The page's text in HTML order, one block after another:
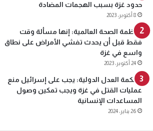
حدود غزة بسبب الهجمات المضادة
8 أكتوبر، 2023
منظمة الصحة العالمية: إنها مسألة وقت
فقط قبل أن يحدث تفشي الأمراض على نطاق
واسع في غزة
24 أكتوبر، 2023
محكمة العدل الدولية: يجب على إسرائيل منع
عمليات القتل في غزة ويجب تمكين وصول
المساعدات الإنسانية
26 يناير، 2024